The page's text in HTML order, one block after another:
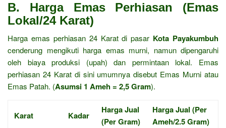
B. Harga Emas Perhiasan (Emas
Lokal/24 Karat)
Harga emas perhiasan 24 Karat di pasar Kota Payakumbuh
cenderung mengikuti harga emas murni, namun dipengaruhi
oleh biaya produksi (upah) dan permintaan lokal. Emas
perhiasan 24 Karat di sini umumnya disebut Emas Murni atau
Emas Patah. (Asumsi 1 Ameh = 2,5 Gram).
Karat Kadar
Harga Jual
(Per Gram)
Harga Jual (Per
Ameh/2.5 Gram)